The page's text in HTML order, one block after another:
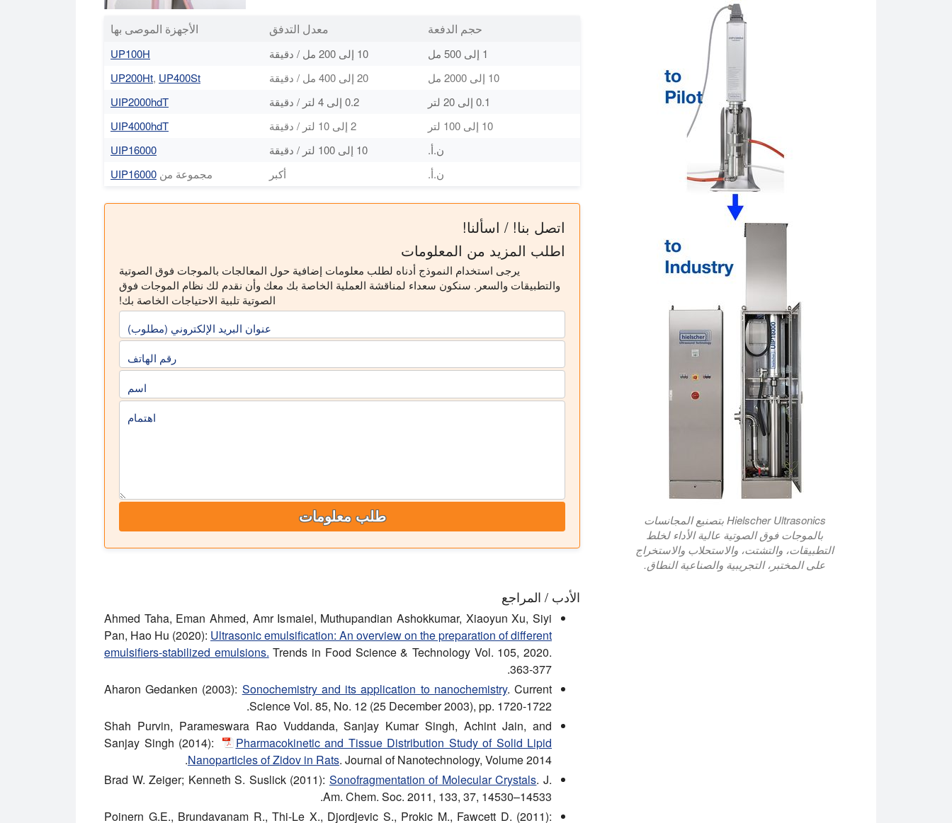
حجم الدفعة معدل التدفق الأجهزة الموصى بها
1 إلى 500 مل 10 إلى 200 مل / دقيقة
UP100H
10 إلى 2000 مل
20 إلى 400 مل / دقيقة UP200Ht, UP400St
0.1 إلى 20 لتر
0.2 إلى 4 لتر / دقيقة
UIP2000hdT
10 إلى 100 لتر
2 إلى 10 لتر / دقيقة
UIP4000hdT
ن.أ.
10 إلى 100 لتر / دقيقة
UIP16000
ن.أ.
أكبر مجموعة من UIP16000
اتصل بنا! / اسألنا!
اطلب المزيد من المعلومات
يرجى استخدام النموذج أدناه لطلب معلومات إضافية حول المعالجات بالموجات فوق الصوتية
والتطبيقات والسعر. سنكون سعداء لمناقشة العملية الخاصة بك معك وأن نقدم لك نظام الموجات فوق
الصوتية تلبية الاحتياجات الخاصة بك!
عنوان البريد الإلكتروني (مطلوب)
رقم الهاتف
اسم
اهتمام
طلب معلومات
Hielscher Ultrasonics بتصنيع المجانسات
بالموجات فوق الصوتية عالية الأداء لخلط
التطبيقات، والتشتت، والاستحلاب والاستخراج
على المختبر، التجريبية والصناعية النطاق.
الأدب / المراجع
Ahmed Taha, Eman Ahmed, Amr Ismaiel, Muthupandian Ashokkumar, Xiaoyun Xu, Siyi
Pan, Hao Hu (2020): Ultrasonic emulsification: An overview on the preparation of different
emulsifiers-stabilized emulsions. Trends in Food Science & Technology Vol. 105, 2020.
363-377.
Aharon Gedanken (2003): Sonochemistry and its application to nanochemistry. Current
Science Vol. 85, No. 12 (25 December 2003), pp. 1720-1722.
Shah Purvin, Parameswara Rao Vuddanda, Sanjay Kumar Singh, Achint Jain, and
Sanjay Singh (2014):
Pharmacokinetic and Tissue Distribution Study of Solid Lipid
Nanoparticles of Zidov in Rats. Journal of Nanotechnology, Volume 2014.
Brad W. Zeiger; Kenneth S. Suslick (2011): Sonofragmentation of Molecular Crystals. J.
Am. Chem. Soc. 2011, 133, 37, 14530–14533.
Poinern G.E., Brundavanam R., Thi-Le X., Djordjevic S., Prokic M., Fawcett D. (2011):